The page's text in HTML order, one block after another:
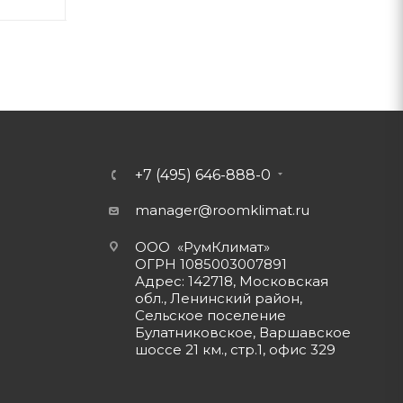
+7 (495) 646-888-0
manager@roomklimat.ru
ООО «РумКлимат»
ОГРН 1085003007891
Адрес: 142718, Московская
обл., Ленинский район,
Сельское поселение
Булатниковское, Варшавское
шоссе 21 км., стр.1, офис 329